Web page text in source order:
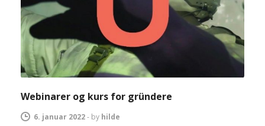
Webinarer og kurs for gründere
6. januar 2022- by hilde